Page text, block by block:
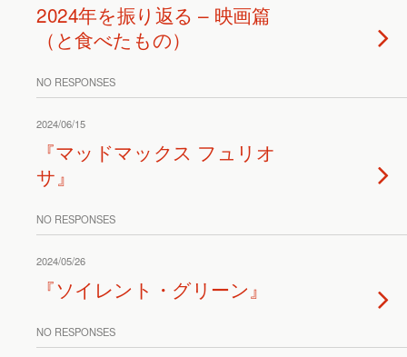
2024年を振り返る – 映画篇
（と食べたもの）
NO RESPONSES
2024/06/15
『マッドマックス フュリオ
サ』
NO RESPONSES
2024/05/26
『ソイレント・グリーン』
NO RESPONSES